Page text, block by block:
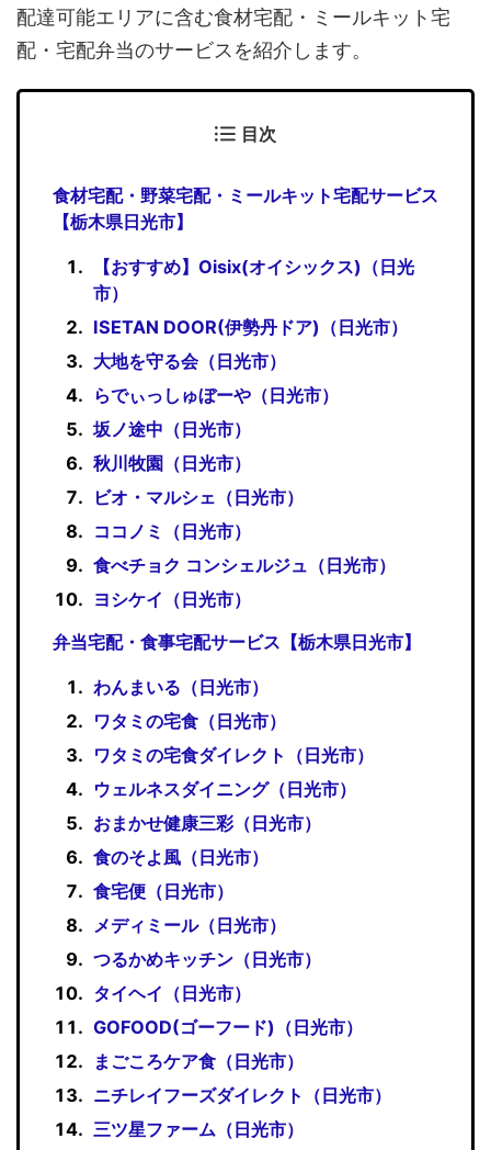
配達可能エリアに含む食材宅配・ミールキット宅
配・宅配弁当のサービスを紹介します。
目次
食材宅配・野菜宅配・ミールキット宅配サービス
【栃木県日光市】
【おすすめ】Oisix(オイシックス)（日光
市）
ISETAN DOOR(伊勢丹ドア)（日光市）
大地を守る会（日光市）
らでぃっしゅぼーや（日光市）
坂ノ途中（日光市）
秋川牧園（日光市）
ビオ・マルシェ（日光市）
ココノミ（日光市）
食べチョク コンシェルジュ（日光市）
ヨシケイ（日光市）
弁当宅配・食事宅配サービス【栃木県日光市】
わんまいる（日光市）
ワタミの宅食（日光市）
ワタミの宅食ダイレクト（日光市）
ウェルネスダイニング（日光市）
おまかせ健康三彩（日光市）
食のそよ風（日光市）
食宅便（日光市）
メディミール（日光市）
つるかめキッチン（日光市）
タイヘイ（日光市）
GOFOOD(ゴーフード)（日光市）
まごころケア食（日光市）
ニチレイフーズダイレクト（日光市）
三ツ星ファーム（日光市）